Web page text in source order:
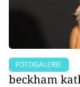
FOTOGALERIE
beckham